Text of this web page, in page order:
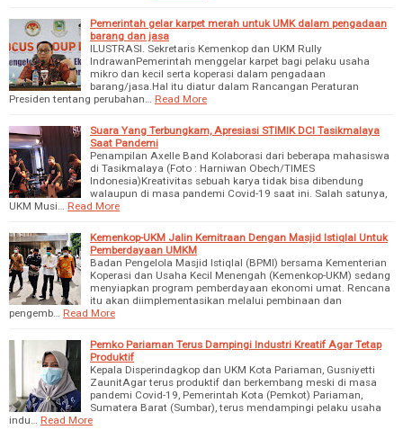
Pemerintah gelar karpet merah untuk UMK dalam pengadaan
barang dan jasa
ILUSTRASI. Sekretaris Kemenkop dan UKM Rully
IndrawanPemerintah menggelar karpet bagi pelaku usaha
mikro dan kecil serta koperasi dalam pengadaan
barang/jasa.Hal itu diatur dalam Rancangan Peraturan
Presiden tentang perubahan… Read More
Suara Yang Terbungkam, Apresiasi STIMIK DCI Tasikmalaya
Saat Pandemi
Penampilan Axelle Band Kolaborasi dari beberapa mahasiswa
di Tasikmalaya (Foto : Harniwan Obech/TIMES
Indonesia)Kreativitas sebuah karya tidak bisa dibendung
walaupun di masa pandemi Covid-19 saat ini. Salah satunya,
UKM Musi… Read More
Kemenkop-UKM Jalin Kemitraan Dengan Masjid Istiqlal Untuk
Pemberdayaan UMKM
Badan Pengelola Masjid Istiqlal (BPMI) bersama Kementerian
Koperasi dan Usaha Kecil Menengah (Kemenkop-UKM) sedang
menyiapkan program pemberdayaan ekonomi umat. Rencana
itu akan diimplementasikan melalui pembinaan dan
pengemb… Read More
Pemko Pariaman Terus Dampingi Industri Kreatif Agar Tetap
Produktif
Kepala Disperindagkop dan UKM Kota Pariaman, Gusniyetti
ZaunitAgar terus produktif dan berkembang meski di masa
pandemi Covid-19, Pemerintah Kota (Pemkot) Pariaman,
Sumatera Barat (Sumbar), terus mendampingi pelaku usaha
indu… Read More